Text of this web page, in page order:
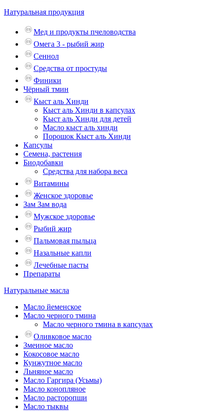
Натуральная продукция
Мед и продукты пчеловодства
Омега 3 - рыбий жир
Сеннол
Средства от простуды
Финики
Чёрный тмин
Кыст аль Хинди
Кыст аль Хинди в капсулах
Кыст аль Хинди для детей
Масло кыст аль хинди
Порошок Кыст аль Хинди
Капсулы
Семена, растения
Биодобавки
Средства для набора веса
Витамины
Женское здоровье
Зам Зам вода
Мужское здоровье
Рыбий жир
Пальмовая пыльца
Назальные капли
Лечебные пасты
Препараты
Натуральные масла
Масло йеменское
Масло черного тмина
Масло черного тмина в капсулах
Оливковое масло
Змеиное масло
Кокосовое масло
Кунжутное масло
Льняное масло
Масло Гаргира (Усьмы)
Масло конопляное
Масло расторопши
Масло тыквы